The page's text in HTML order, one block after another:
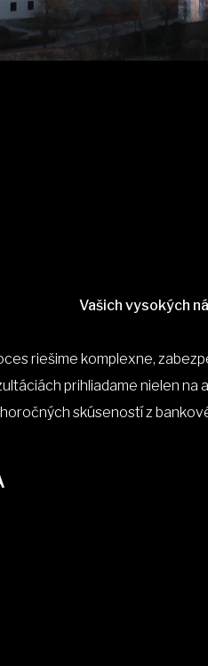
Vašich vysokých
riešime komplexne,
prihliadame nielen na
skúseností z